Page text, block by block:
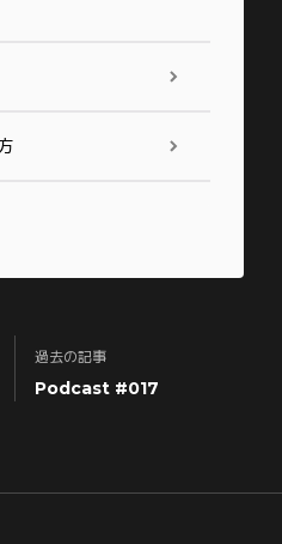
過去の記事
Podcast #017